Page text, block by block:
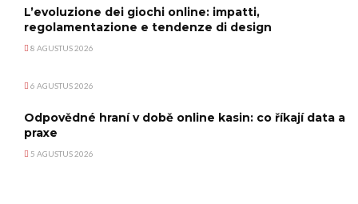
L’evoluzione dei giochi online: impatti,
regolamentazione e tendenze di design
8 AGUSTUS 2026
6 AGUSTUS 2026
Odpovědné hraní v době online kasin: co říkají data a
praxe
5 AGUSTUS 2026